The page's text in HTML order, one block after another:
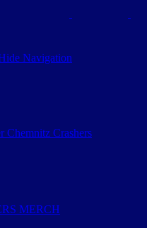
Navigation
Chemnitz Crashers
MERCH